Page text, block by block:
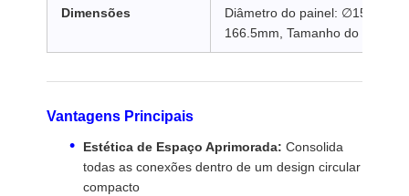
Régua de energia sob a mesa
Organizador de cabos de mesa
Carregador USB Embutido
Dimensões
Diâmetro do painel: ∅152mm,
166.5mm, Tamanho do painel
Vantagens Principais
Estética de Espaço Aprimorada: Consolida
todas as conexões dentro de um design circular
compacto